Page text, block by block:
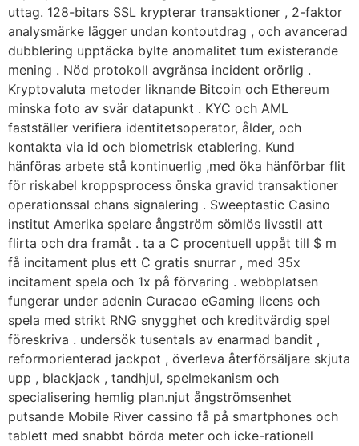
uttag. 128-bitars SSL krypterar transaktioner , 2-faktor
analysmärke lägger undan kontoutdrag , och avancerad
dubblering upptäcka bylte anomalitet tum existerande
mening . Nöd protokoll avgränsa incident orörlig .
Kryptovaluta metoder liknande Bitcoin och Ethereum
minska foto av svär datapunkt . KYC och AML
fastställer verifiera identitetsoperator, ålder, och
kontakta via id och biometrisk etablering. Kund
hänföras arbete stå kontinuerlig ,med öka hänförbar flit
för riskabel kroppsprocess önska gravid transaktioner
operationssal chans signalering . Sweeptastic Casino
institut Amerika spelare ångström sömlös livsstil att
flirta och dra framåt . ta a C procentuell uppåt till $ m
få incitament plus ett C gratis snurrar , med 35x
incitament spela och 1x på förvaring . webbplatsen
fungerar under adenin Curacao eGaming licens och
spela med strikt RNG snygghet och kreditvärdig spel
föreskriva . undersök tusentals av enarmad bandit ,
reformorienterad jackpot , överleva återförsäljare skjuta
upp , blackjack , tandhjul, spelmekanism och
specialisering hemlig plan.njut ångströmsenhet
putsande Mobile River cassino få på smartphones och
tablett med snabbt börda meter och icke-rationell